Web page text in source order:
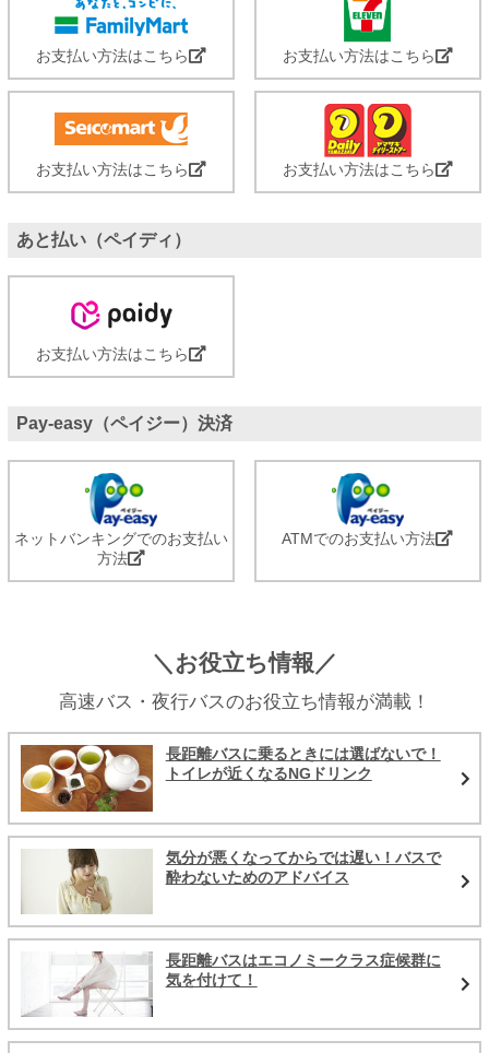
お支払い方法はこちら お支払い方法はこちら
お支払い方法はこちら お支払い方法はこちら
あと払い（ペイディ）
お支払い方法はこちら
Pay-easy（ペイジー）決済
ネットバンキングでのお支払い
方法
ATMでのお支払い方法
＼お役立ち情報／
高速バス・夜行バスのお役立ち情報が満載！
長距離バスに乗るときには選ばないで！
トイレが近くなるNGドリンク
気分が悪くなってからでは遅い！バスで
酔わないためのアドバイス
長距離バスはエコノミークラス症候群に
気を付けて！